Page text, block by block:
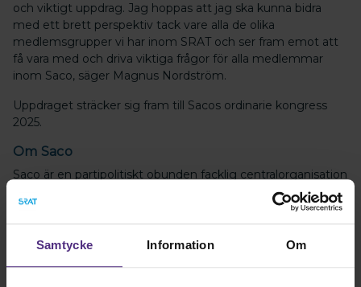
Samtycke Information Om
och viktigt uppdrag. Jag hoppas att jag ska kunna bidra
med ett brett perspektiv tack vare alla de olika
medlemsgrupper vi har inom SRAT och ser fram emot att
få vara med och driva viktiga frågor för alla medlemmar
inom Saco, säger Magnus Nordström.
Uppdraget sträcker sig fram till Sacos ordinarie kongress
2025.
Om Saco
Saco är en partipolitiskt obunden facklig centralorganisation
bestående av 21 fackförbund varav SRAT är ett.
Läs mer om Saco
Sacos styrelse